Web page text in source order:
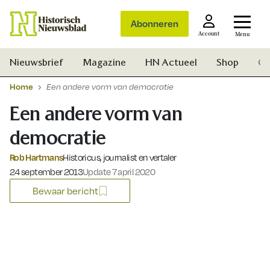
Abonneren
Account Menu
Nieuwsbrief Magazine HN Actueel Shop
Home Een andere vorm van democratie
Een andere vorm van
democratie
Rob HartmansHistoricus, journalist en vertaler
Gepubliceerd op:
24 september 2013Update 7 april 2020
Bewaar bericht